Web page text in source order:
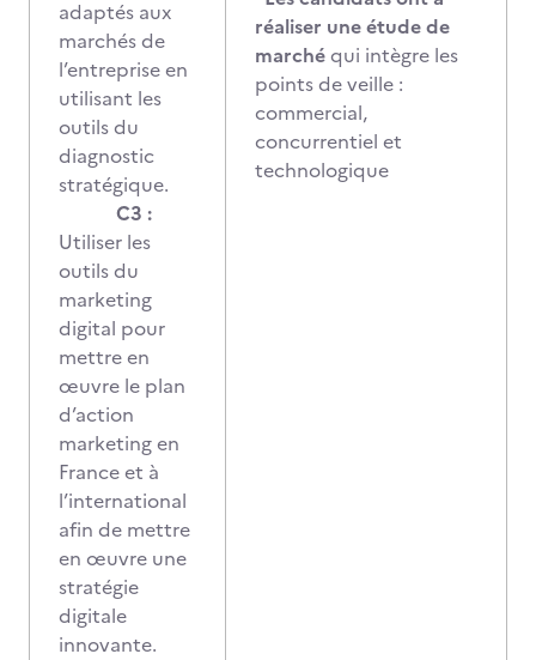
adaptés aux
marchés de
l’entreprise en
utilisant les
outils du
diagnostic
stratégique.
C3 :
Utiliser les
outils du
marketing
digital pour
mettre en
œuvre le plan
d’action
marketing en
France et à
l’international
afin de mettre
en œuvre une
stratégie
digitale
innovante.
réaliser une étude de
marchéqui intègre les
points de veille :
commercial,
concurrentiel et
technologique